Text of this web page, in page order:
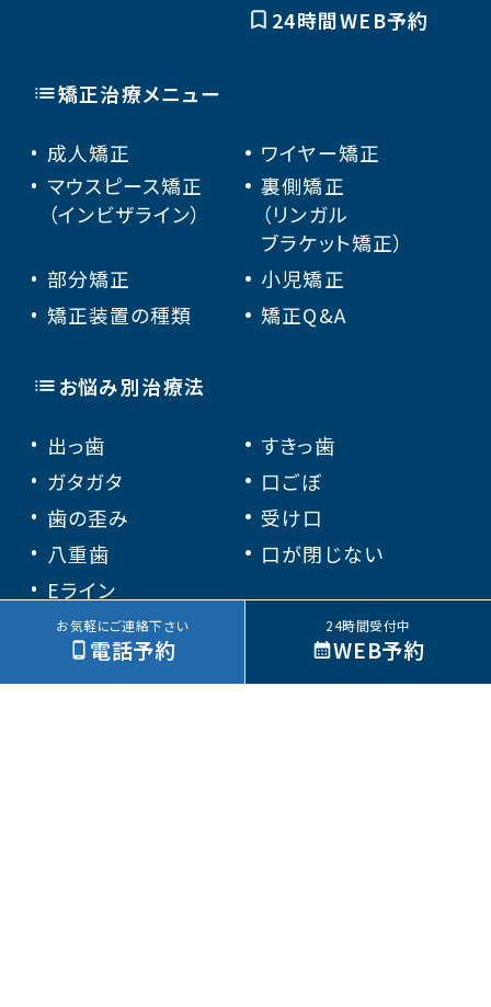
24時間WEB予約
矯正治療メニュー
成人矯正
ワイヤー矯正
マウスピース矯正
（インビザライン）
裏側矯正
（リンガル
ブラケット矯正）
部分矯正
小児矯正
矯正装置の種類
矯正Q&A
お悩み別治療法
出っ歯
すきっ歯
ガタガタ
口ごぼ
歯の歪み
受け口
八重歯
口が閉じない
Eライン
お気軽にご連絡下さい
電話予約
24時間受付中
WEB予約